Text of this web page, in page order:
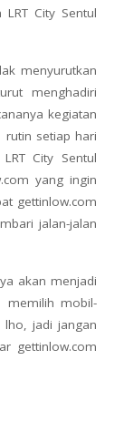
City Sentul
menyurutkan
menghadiri
kegiatan
rutin setiap hari
City Sentul
yang ingin
gettinlow.com
jalan-jalan
akan menjadi
memilih mobil-
lho, jadi jangan
gettinlow.com